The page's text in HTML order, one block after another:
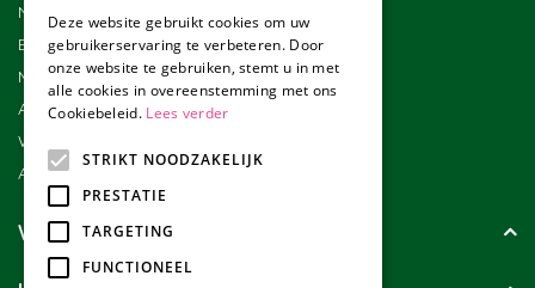
Nieuwsbrief
Blog
Merken
Assortiment
Werken bij Tuincollectie
Affiliate marketing
Wie zijn wij?
Deze website gebruikt cookies om uw
gebruikerservaring te verbeteren. Door
onze website te gebruiken, stemt u in met
alle cookies in overeenstemming met ons
Cookiebeleid. Lees verder
STRIKT NOODZAKELIJK
PRESTATIE
TARGETING
FUNCTIONEEL